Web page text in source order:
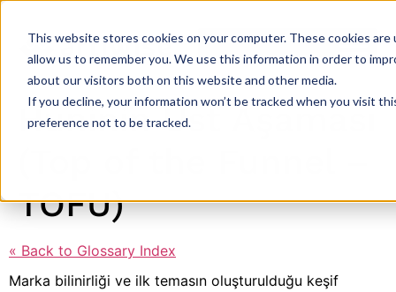
This website stores cookies on your computer. These cookies
allow us to remember you. We use this information in order to
about our visitors both on this website and other media.
If you decline, your information won’t be tracked when you visit
preference not to be tracked.
Huninin Üst Aşaması
TOFU)
« Back to Glossary Index
Marka bilinirliği ve ilk temasın oluşturulduğu keşif